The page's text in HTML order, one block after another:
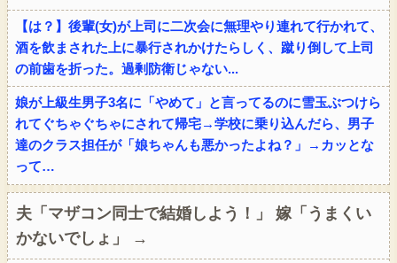
【は？】後輩(女)が上司に二次会に無理やり連れて行かれて、
酒を飲まされた上に暴行されかけたらしく、蹴り倒して上司
の前歯を折った。過剰防衛じゃない...
娘が上級生男子3名に「やめて」と言ってるのに雪玉ぶつけら
れてぐちゃぐちゃにされて帰宅→学校に乗り込んだら、男子
達のクラス担任が「娘ちゃんも悪かったよね？」→カッとな
って…
夫「マザコン同士で結婚しよう！」 嫁「うまくい
かないでしょ」 →